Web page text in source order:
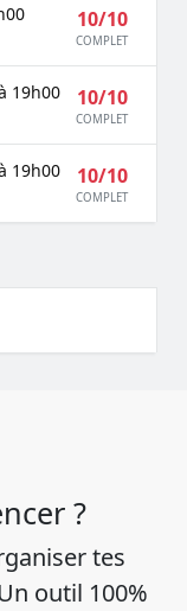
10/10
COMPLET
19h00 10/10
COMPLET
19h00 10/10
COMPLET
?
tes
outil 100%